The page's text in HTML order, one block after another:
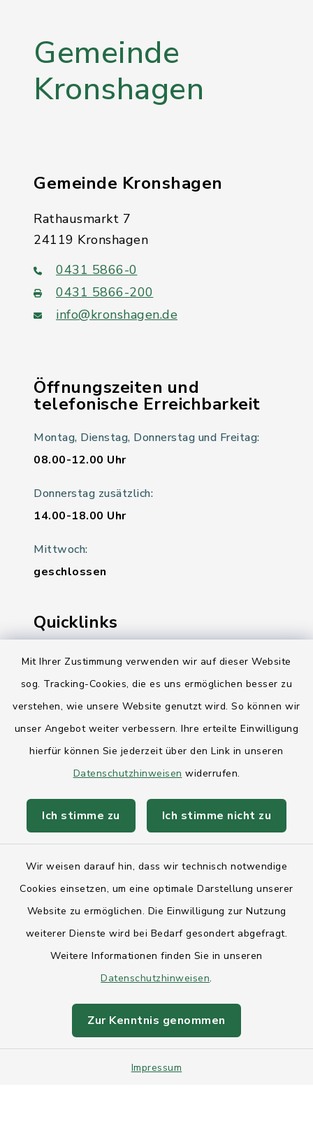
Mit Ihrer Zustimmung verwenden wir auf dieser Website
sog. Tracking-Cookies, die es uns ermöglichen besser zu
verstehen, wie unsere Website genutzt wird. So können wir
unser Angebot weiter verbessern. Ihre erteilte Einwilligung
hierfür können Sie jederzeit über den Link in unseren
Datenschutzhinweisen widerrufen.
Ich stimme zu Ich stimme nicht zu
Wir weisen darauf hin, dass wir technisch notwendige
Cookies einsetzen, um eine optimale Darstellung unserer
Website zu ermöglichen. Die Einwilligung zur Nutzung
weiterer Dienste wird bei Bedarf gesondert abgefragt.
Weitere Informationen finden Sie in unseren
Datenschutzhinweisen.
Zur Kenntnis genommen
Impressum
Gemeinde
Kronshagen
Gemeinde Kronshagen
Rathausmarkt 7
24119 Kronshagen
0431 5866-0
0431 5866-200
info@kronshagen.de
Öffnungszeiten und
telefonische Erreichbarkeit
Montag, Dienstag, Donnerstag und Freitag:
08.00-12.00 Uhr
Donnerstag zusätzlich:
14.00-18.00 Uhr
Mittwoch:
geschlossen
Quicklinks
Ihre Behördennummer 115
Landesregierung Schleswig-Holstein
AktivRegion Mittelholstein
Anfahrt
Datenschutz
Sitemap
Intranet